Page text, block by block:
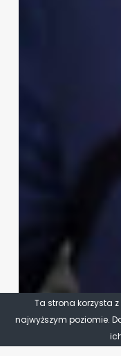
Ta strona korzysta
najwyższym poziomie.